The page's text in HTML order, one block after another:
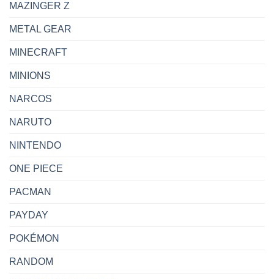
MAZINGER Z
METAL GEAR
MINECRAFT
MINIONS
NARCOS
NARUTO
NINTENDO
ONE PIECE
PACMAN
PAYDAY
POKÉMON
RANDOM